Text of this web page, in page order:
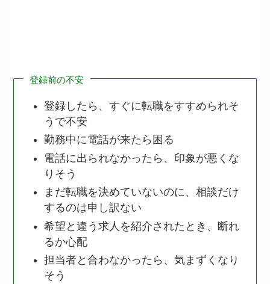
登録前の不安
登録したら、すぐに転職をすすめられそ
うで不安
勤務中に電話が来たら困る
電話に出られなかったら、印象が悪くな
りそう
まだ転職を決めていないのに、相談だけ
するのは申し訳ない
希望と違う求人を紹介されたとき、断れ
るか心配
担当者と合わなかったら、気まずくなり
そう